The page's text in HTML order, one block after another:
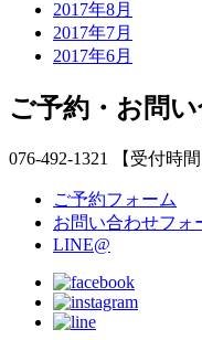
2017年8月
2017年7月
2017年6月
ご予約・お問
076-492-1321 【受付時
ご予約フォーム
お問い合わせフォ
LINE@